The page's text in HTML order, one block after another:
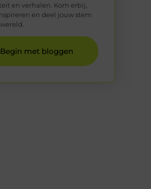
en verhalen. Kom erbij,
en deel jouw stem
Begin met bloggen